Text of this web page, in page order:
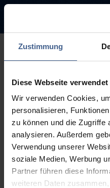
Zustimmung
Diese Webseite
Wir verwenden Cookies,
personalisieren,
zu können und die Zugriffe
analysieren. Außerdem
Verwendung unserer
soziale Medien, Werbung
Partner führen diese
weiteren Daten
Sorry, this
available.
The link you followed may be
removed.
Back to homepage